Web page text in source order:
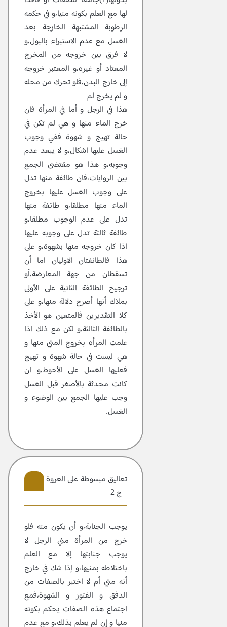
لها مع العلم بكونه منيا،و في حكمه
الرطوبة المشتبهة الخارجة بعد
الغسل مع عدم الاستبراء بالبول،و
لا فرق بين خروجه من المخرج
المعتاد أو غيره،و المعتبر خروجه
إلى خارج البدن،فلو تحرك من محله
و لم يخرج لم
هذا في الرجل و أما في المرأة فان
خرج الماء منها و هي لم تكن في
حالة تهيج و شهوة ففي وجوب
الغسل عليها اشكال،و لا يبعد عدم
وجوبه،و هذا هو مقتضى الجمع
بين الروايات،فان طائفة منها تدل
على وجوب الغسل عليها بخروج
الماء منها مطلقا،و طائفة منها
تدل على عدم الوجوب مطلقا،و
طائفة ثالثة تدل على وجوبه عليها
اذا كان خروجه منها بشهوة،و على
هذا فالطائفتان الاوليان اما أن
تسقطان من جهة المعارضة،أو
ترجيح الطائفة الثانية على الأولى
بملاك أنها أصرح دلالة منها،و على
كلا التقديرين فالمتعين هو الأخذ
بالطائفة الثالثة،و لكن مع ذلك اذا
علمت المرأه بخروج المني منها و
هي ليست في حالة شهوة و تهيج
فعليها الغسل على الأحوط،و ان
كانت محدثة بالأصغر قبل الغسل
وجب عليها الجمع بين الوضوء و
الغسل.
تعاليق مبسوطة علی العروة الوثقی
– ج 2
يوجب الجنابة،و أن يكون منه فلو
خرج من المرأة مني الرجل لا
يوجب جنابتها إلا مع العلم
باختلاطه بمنيها،و إذا شك في خارج
أنه مني أم لا اختبر بالصفات من
الدفق و الفتور و الشهوة،فمع
اجتماع هذه الصفات يحكم بكونه
منيا و إن لم يعلم بذلك،و مع عدم